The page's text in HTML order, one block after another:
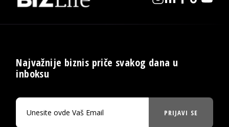
Najvažnije biznis priče svakog dana u
inboksu
PRIJAVI SE